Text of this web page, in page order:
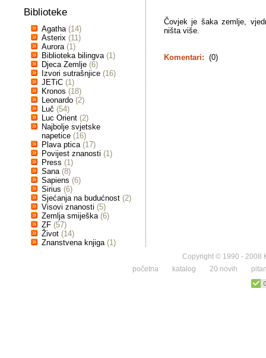
Biblioteke
Agatha (14)
Asterix (11)
Aurora (1)
Biblioteka bilingva (1)
Djeca Zemlje (6)
Izvori sutrašnjice (16)
JETiC (1)
Kronos (18)
Leonardo (2)
Luč (54)
Luc Orient (2)
Najbolje svjetske
napetice (16)
Plava ptica (17)
Povijest znanosti (1)
Press (1)
Sana (8)
Sapiens (6)
Sirius (6)
Sjećanja na budućnost (2)
Visovi znanosti (5)
Zemlja smiješka (6)
ZF (57)
Život (14)
Znanstvena knjiga (1)
Čovjek je šaka zemlje,
ništa više.
Komentari: (0)
Copyright © 1990 - 2008
početna
katalog 20 novih